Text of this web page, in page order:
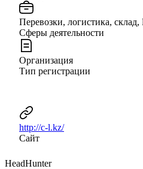
Перевозки, логистика,
Сферы деятельности
Организация
Тип регистрации
http://c-l.kz/
Сайт
HeadHunter